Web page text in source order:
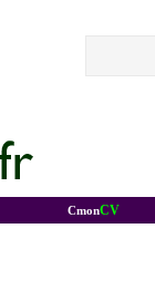
CmonCV